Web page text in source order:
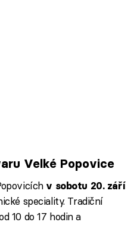
Velké Popovice
v sobotu 20. září
speciality. Tradiční
10 do 17 hodin a